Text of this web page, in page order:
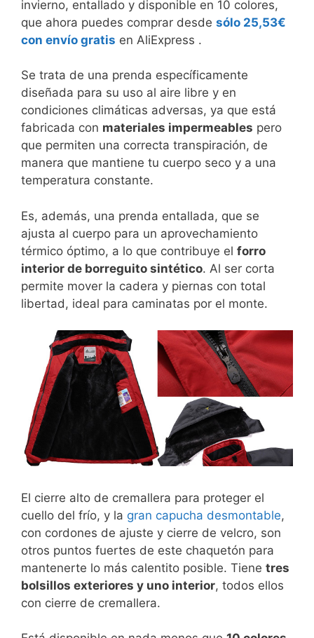
invierno, entallado y disponible en 10 colores,
que ahora puedes comprar desde sólo 25,53€
con envío gratis en AliExpress .
Se trata de una prenda específicamente
diseñada para su uso al aire libre y en
condiciones climáticas adversas, ya que está
fabricada con materiales impermeables pero
que permiten una correcta transpiración, de
manera que mantiene tu cuerpo seco y a una
temperatura constante.
Es, además, una prenda entallada, que se
ajusta al cuerpo para un aprovechamiento
térmico óptimo, a lo que contribuye el forro
interior de borreguito sintético. Al ser corta
permite mover la cadera y piernas con total
libertad, ideal para caminatas por el monte.
El cierre alto de cremallera para proteger el
cuello del frío, y la gran capucha desmontable,
con cordones de ajuste y cierre de velcro, son
otros puntos fuertes de este chaquetón para
mantenerte lo más calentito posible. Tiene tres
bolsillos exteriores y uno interior, todos ellos
con cierre de cremallera.